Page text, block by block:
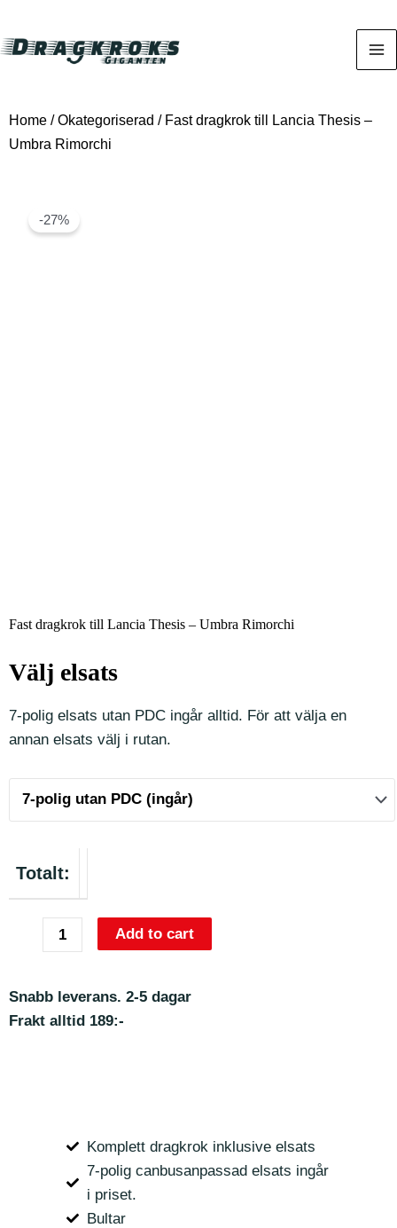
Home /Okategoriserad / Fast dragkrok till Lancia Thesis –
Umbra Rimorchi
-27%
Fast dragkrok till Lancia Thesis – Umbra Rimorchi
Välj elsats
7-polig elsats utan PDC ingår alltid. För att välja en
annan elsats välj i rutan.
Totalt:
Add to cart
Snabb leverans. 2-5 dagar
Frakt alltid 189:-
Komplett dragkrok inklusive elsats
7-polig canbusanpassad elsats ingår
i priset.
Bultar